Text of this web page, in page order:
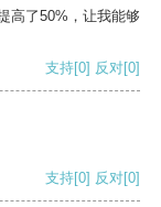
高了50%，让我能够
支持[0] 反对[0]
支持[0] 反对[0]